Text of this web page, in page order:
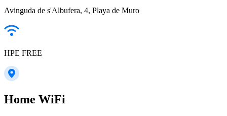
Avinguda de s'Albufera, 4, Playa de Muro
HPE FREE
Home WiFi